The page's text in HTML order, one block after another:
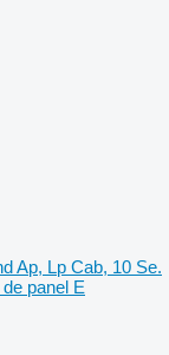
Ap, Lp Cab, 10 Se.
panel E